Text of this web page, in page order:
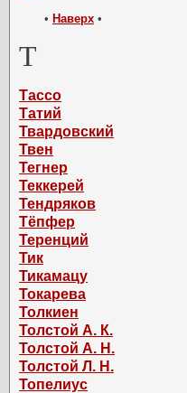
• Наверх •
Т
Тассо
Татий
Твардовский
Твен
Тегнер
Теккерей
Тендряков
Тёпфер
Теренций
Тик
Тикамацу
Токарева
Толкиен
Толстой А. К.
Толстой А. Н.
Толстой Л. Н.
Топелиус